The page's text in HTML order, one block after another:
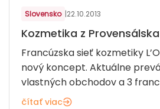
Slovensko |22.10.2013
Kozmetika z Provensálska
Francúzska sieť kozmetiky
nový koncept. Aktuálne
vlastných obchodov a 3
čítať viac